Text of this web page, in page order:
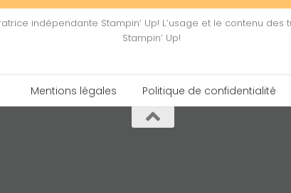
indépendante Stampin’ Up! L’usage et le contenu
Stampin’ Up!
Mentions légales Politique de confidentialité